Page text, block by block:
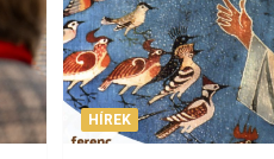
HÍREK